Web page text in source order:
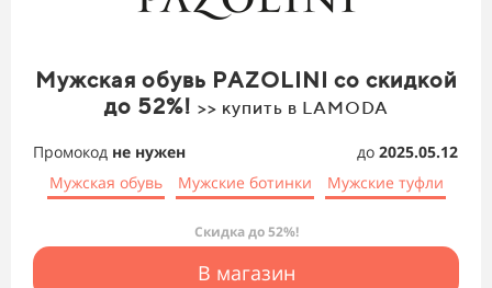
Мужская обувь PAZOLINI со скидкой
до 52%! >> купить в LAMODA
Промокод не нужен до 2025.05.12
Мужская обувь
Мужские ботинки Мужские туфли
Скидка до 52%!
В магазин